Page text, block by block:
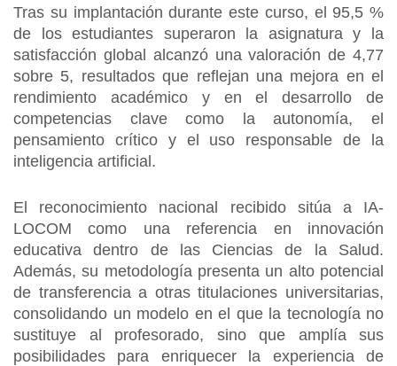
Tras su implantación durante este curso, el 95,5 %
de los estudiantes superaron la asignatura y la
satisfacción global alcanzó una valoración de 4,77
sobre 5, resultados que reflejan una mejora en el
rendimiento académico y en el desarrollo de
competencias clave como la autonomía, el
pensamiento crítico y el uso responsable de la
inteligencia artificial.
El reconocimiento nacional recibido sitúa a IA-
LOCOM como una referencia en innovación
educativa dentro de las Ciencias de la Salud.
Además, su metodología presenta un alto potencial
de transferencia a otras titulaciones universitarias,
consolidando un modelo en el que la tecnología no
sustituye al profesorado, sino que amplía sus
posibilidades para enriquecer la experiencia de